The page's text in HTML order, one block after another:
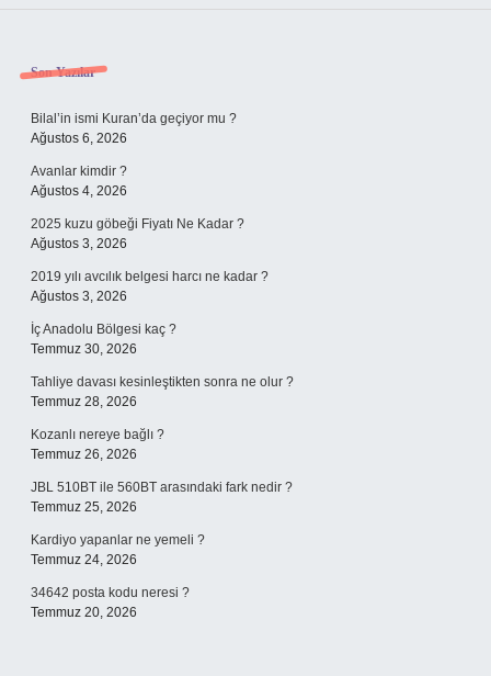
Sidebar
Son Yazılar
Bilal’in ismi Kuran’da geçiyor mu ?
Ağustos 6, 2026
Avanlar kimdir ?
Ağustos 4, 2026
2025 kuzu göbeği Fiyatı Ne Kadar ?
Ağustos 3, 2026
2019 yılı avcılık belgesi harcı ne kadar ?
Ağustos 3, 2026
İç Anadolu Bölgesi kaç ?
Temmuz 30, 2026
Tahliye davası kesinleştikten sonra ne olur ?
Temmuz 28, 2026
Kozanlı nereye bağlı ?
Temmuz 26, 2026
JBL 510BT ile 560BT arasındaki fark nedir ?
Temmuz 25, 2026
Kardiyo yapanlar ne yemeli ?
Temmuz 24, 2026
34642 posta kodu neresi ?
Temmuz 20, 2026